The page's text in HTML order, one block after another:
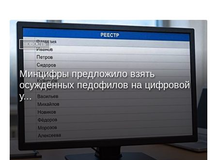
НОВОСТЬ
Минцифры предложило взять
осуждённых педофилов на цифровой
у...